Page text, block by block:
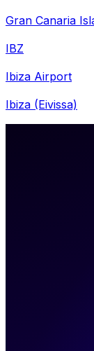
Gran Canaria
IBZ
Ibiza Airport
Ibiza (Eivissa)